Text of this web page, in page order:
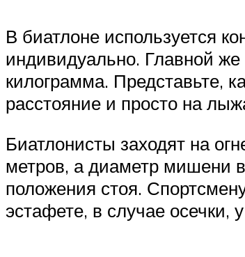
В биатлоне используется
индивидуально. Главной
килограмма. Представьте,
расстояние и просто на
Биатлонисты заходят на
метров, а диаметр мишени
положения стоя.
эстафете, в случае осечки,